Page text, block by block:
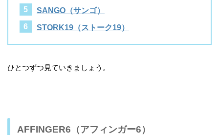
SANGO（サンゴ）
STORK19（ストーク19）
ひとつずつ見ていきましょう。
AFFINGER6（アフィンガー6）